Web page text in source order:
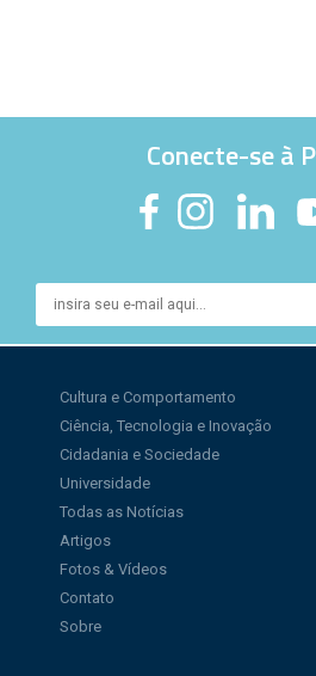
Conecte-se à
Cultura e Comportamento
Ciência, Tecnologia e Inovação
Cidadania e Sociedade
Universidade
Todas as Notícias
Artigos
Fotos & Vídeos
Contato
Sobre